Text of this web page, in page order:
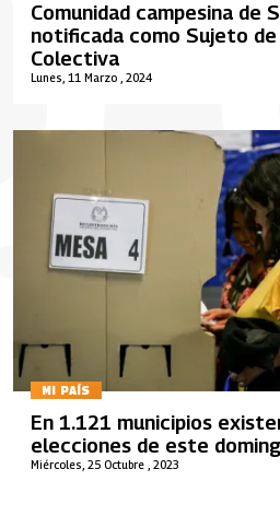
Lunes, 11 Marzo , 2024
Comunidad campesina de
notificada como Sujeto de
Colectiva
MI PAÍS
Miércoles, 25 Octubre , 2023
En 1.121 municipios
elecciones de este